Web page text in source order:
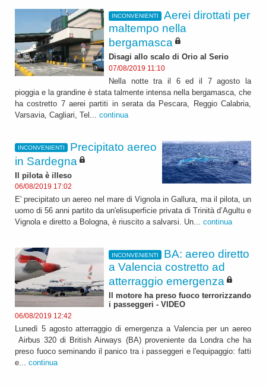
INCONVENIENTI
Aerei dirottati per
maltempo nella
bergamasca
Disagi allo scalo di Orio al Serio
07/08/2019 11:10
Nella notte tra il 6 ed il 7 agosto la
pioggia e la grandine è stata talmente intensa nella bergamasca, che
ha costretto 7 aerei partiti in serata da Pescara, Reggio Calabria,
Varsavia, Cagliari, Tel... continua
INCONVENIENTI
Precipitato aereo
in Sardegna
Il pilota è illeso
06/08/2019 17:02
E' precipitato un aereo nel mare di Vignola in Gallura, ma il pilota, un
uomo di 56 anni partito da un'elisuperficie privata di Trinità d’Agultu e
Vignola e diretto a Bologna, è riuscito a salvarsi. Un... continua
INCONVENIENTI
BA: aereo diretto
a Valencia costretto ad
atterraggio emergenza
Il motore ha preso fuoco terrorizzando
i passeggeri - VIDEO
06/08/2019 12:42
Lunedì 5 agosto atterraggio di emergenza a Valencia per un aereo
Airbus 320 di British Airways (BA) proveniente da Londra che ha
preso fuoco seminando il panico tra i passeggeri e l'equipaggio: fatti
e... continua